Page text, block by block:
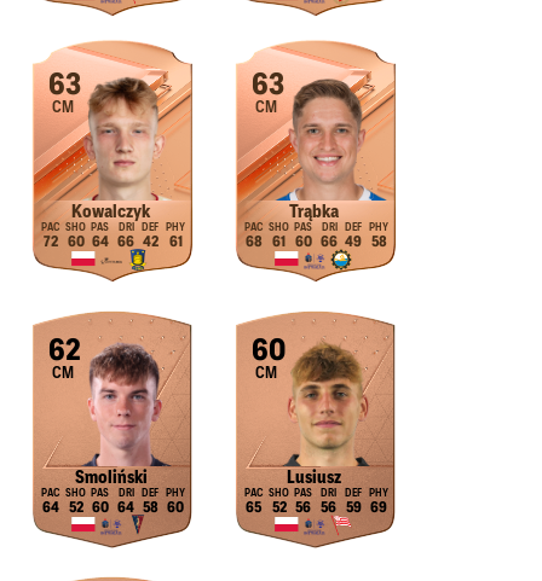
63
CM
Kowalczyk
72 60 64 66 42 61
63
CM
Trąbka
68 61 60 66 49 58
62
CM
Smoliński
64 52 60 64 58 60
60
CM
Lusiusz
65 52 56 56 59 69